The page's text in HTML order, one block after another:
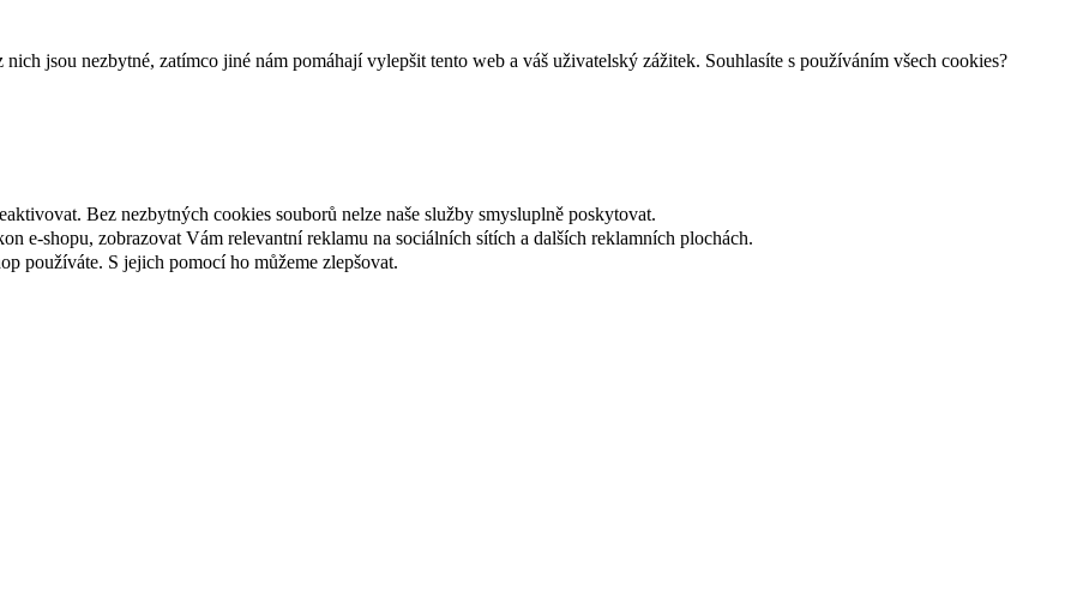
jsou nezbytné, zatímco jiné nám pomáhají vylepšit tento web a váš uživatelský zážitek. Souhlasíte s používáním všech cookies?
Bez nezbytných cookies souborů nelze naše služby smysluplně poskytovat.
e-shopu, zobrazovat Vám relevantní reklamu na sociálních sítích a dalších reklamních plochách.
používáte. S jejich pomocí ho můžeme zlepšovat.